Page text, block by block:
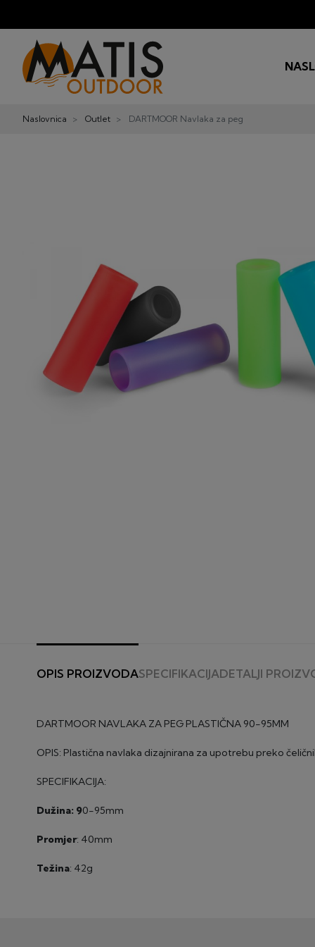
Naslovnica Outlet DARTMOOR Navlaka za peg
OPIS PROIZVODASPECIFIKACIJADETALJI
DARTMOOR NAVLAKA ZA PEG PLASTIČNA 90-95MM
OPIS: Plastična navlaka dizajnirana za upotrebu preko
SPECIFIKACIJA:
Dužina: 90-95mm
Promjer: 40mm
Težina: 42g